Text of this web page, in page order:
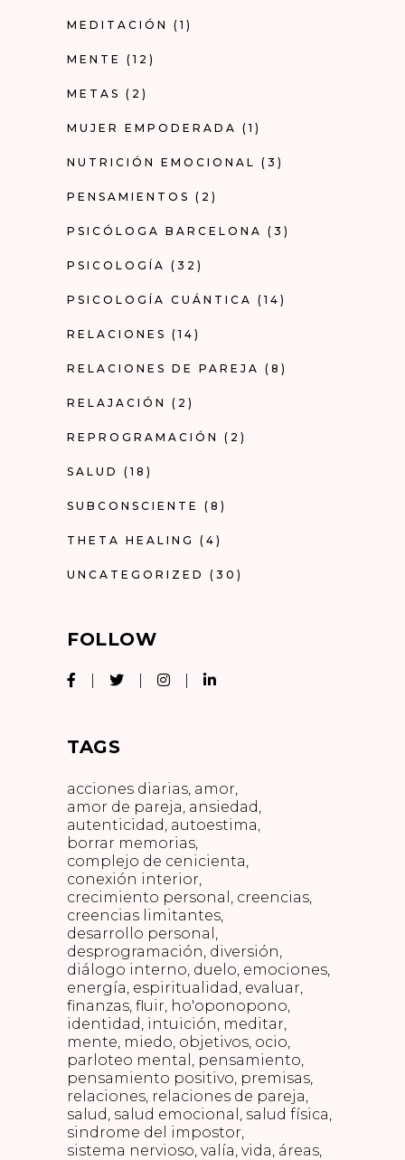
MEDITACIÓN (1)
MENTE (12)
METAS (2)
MUJER EMPODERADA (1)
NUTRICIÓN EMOCIONAL (3)
PENSAMIENTOS (2)
PSICÓLOGA BARCELONA (3)
PSICOLOGÍA (32)
PSICOLOGÍA CUÁNTICA (14)
RELACIONES (14)
RELACIONES DE PAREJA (8)
RELAJACIÓN (2)
REPROGRAMACIÓN (2)
SALUD (18)
SUBCONSCIENTE (8)
THETA HEALING (4)
UNCATEGORIZED (30)
FOLLOW
TAGS
acciones diarias amor
amor de pareja ansiedad
autenticidad autoestima
borrar memorias
complejo de cenicienta
conexión interior
crecimiento personal
creencias
creencias limitantes
desarrollo personal
desprogramación diversión
diálogo interno duelo emociones
energía espiritualidad evaluar
finanzas fluir ho'oponopono
identidad intuición meditar
mente miedo objetivos ocio
parloteo mental
pensamiento
pensamiento positivo premisas
relaciones relaciones de pareja
salud salud emocional
salud física
sindrome del impostor
sistema nervioso valía vida áreas